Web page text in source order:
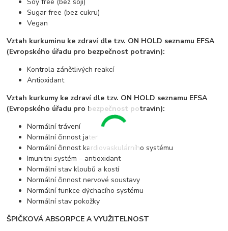
Sugar free (bez cukru)
Vegan
Vztah kurkuminu ke zdraví dle tzv. ON HOLD seznamu EFSA
(Evropského úřadu pro bezpečnost potravin):
Kontrola zánětlivých reakcí
Antioxidant
Vztah kurkumy ke zdraví dle tzv. ON HOLD seznamu EFSA
(Evropského úřadu pro bezpečnost potravin):
Normální trávení
Normální činnost jater
Normální činnost kardiovaskulárního systému
Imunitni systém – antioxidant
Normální stav kloubů a kostí
Normální činnost nervové soustavy
Normální funkce dýchacího systému
Normální stav pokožky
ŠPIČKOVÁ ABSORPCE A VYUŽITELNOST